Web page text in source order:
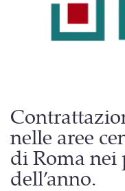
nelle aree
di Roma
dell’anno.